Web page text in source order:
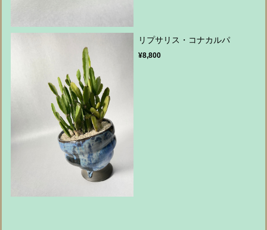
リプサリス・コナカルパ
¥8,800